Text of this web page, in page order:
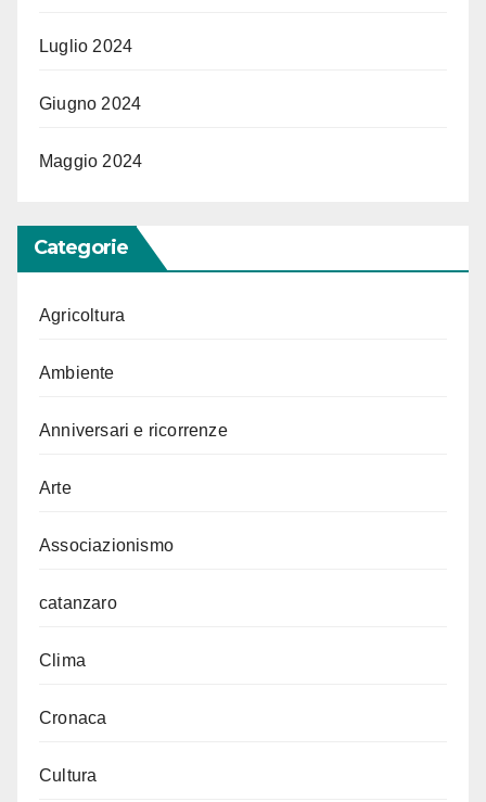
Luglio 2024
Giugno 2024
Maggio 2024
Categorie
Agricoltura
Ambiente
Anniversari e ricorrenze
Arte
Associazionismo
catanzaro
Clima
Cronaca
Cultura